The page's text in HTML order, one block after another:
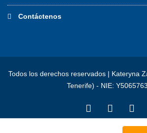
Contáctenos
Todos los derechos reservados | Kateryna
Tenerife) - NIE: